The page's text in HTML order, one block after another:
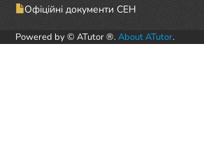
Офіційні документи СЕН
Powered by © ATutor ®. About ATutor.